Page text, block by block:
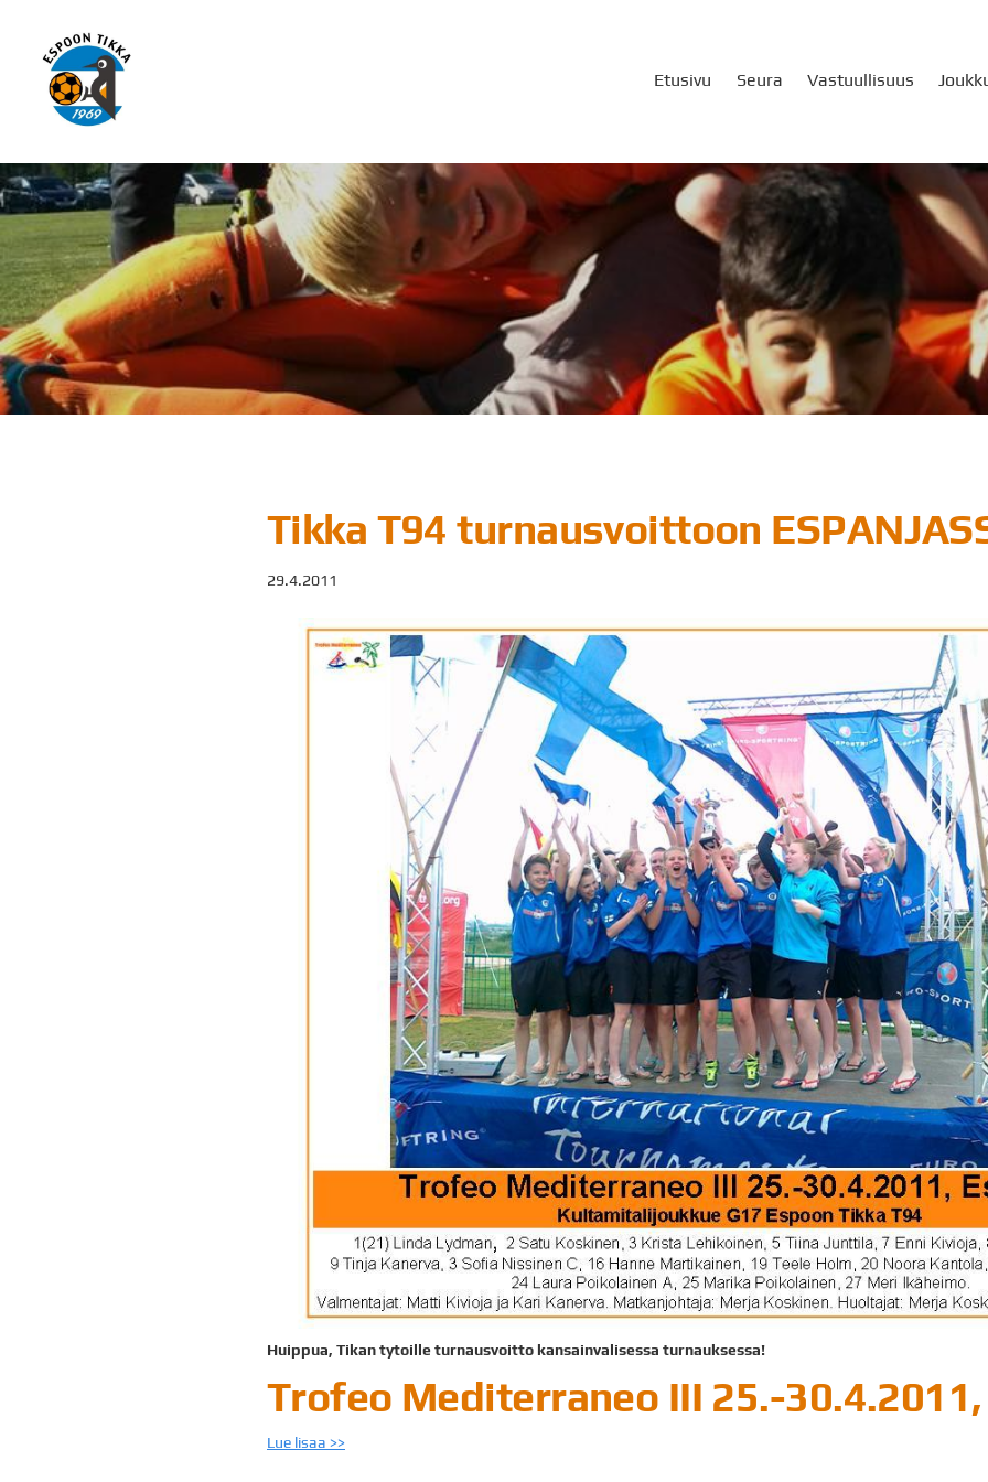
sisältöön
Espoon Tikka ry Etusivu Seura Vastuullisuus
Tikka T94 turnausvoittoon
29.4.2011
Huippua, Tikan tytoille turnausvoitto kansainvalisessa turnauksessa!
Trofeo Mediterraneo III 25.-
Lue lisaa >>